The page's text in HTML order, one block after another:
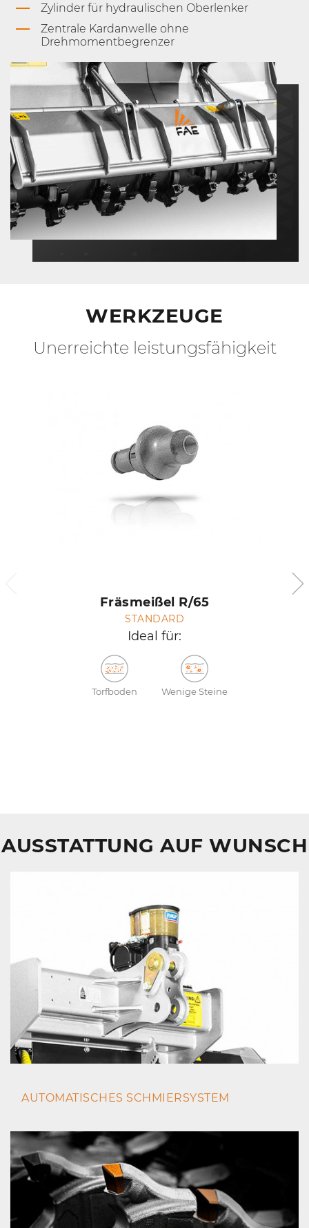
Zylinder für hydraulischen Oberlenker
Zentrale Kardanwelle ohne
Drehmomentbegrenzer
WERKZEUGE
Unerreichte leistungsfähigkeit
Fräsmeißel R/65
STANDARD
Ideal für:
Torfboden Wenige Steine
AUSSTATTUNG AUF WUNSCH
AUTOMATISCHES SCHMIERSYSTEM